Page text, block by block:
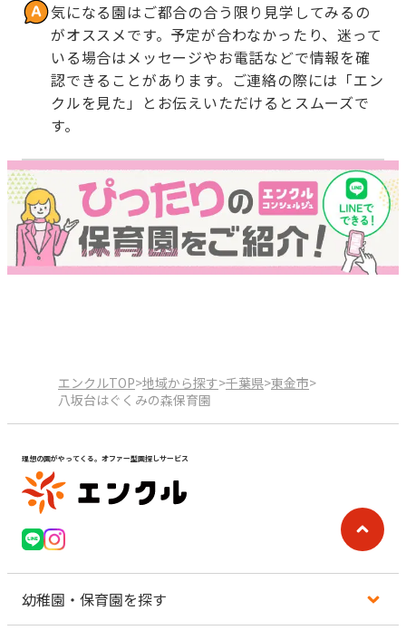
気になる園はご都合の合う限り見学してみるの
がオススメです。予定が合わなかったり、迷って
いる場合はメッセージやお電話などで情報を確
認できることがあります。ご連絡の際には「エン
クルを見た」とお伝えいただけるとスムーズで
す。
エンクルTOP>地域から探す>千葉県>東金市>
八坂台はぐくみの森保育園
理想の園がやってくる。オファー型園探しサービス
幼稚園・保育園を探す